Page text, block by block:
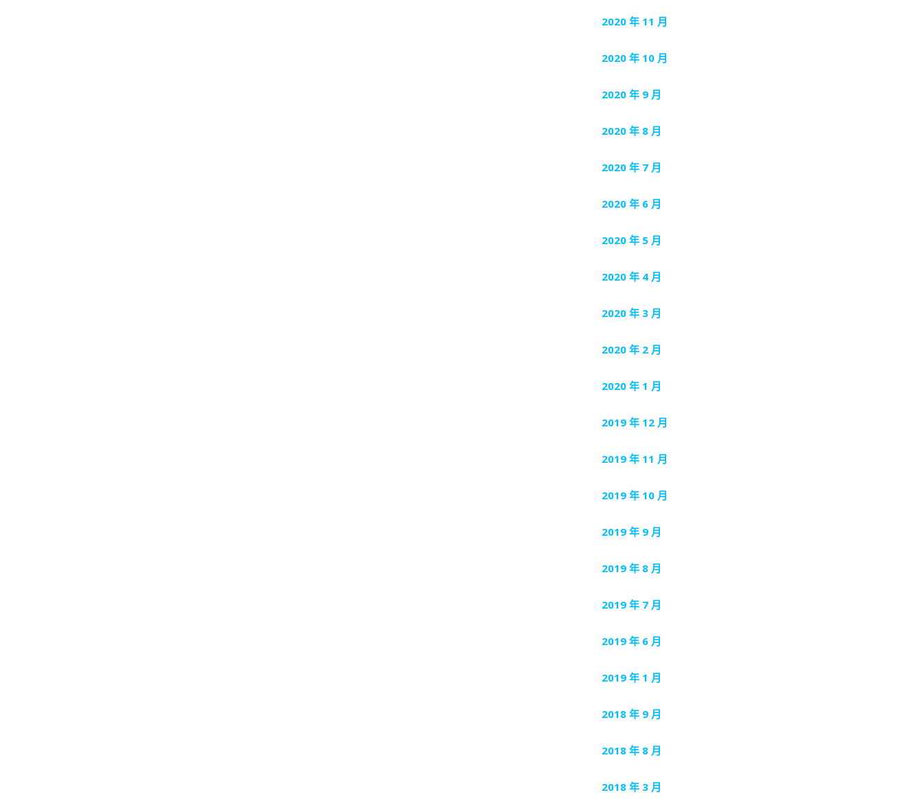
2020 年 11 月
2020 年 10 月
2020 年 9 月
2020 年 8 月
2020 年 7 月
2020 年 6 月
2020 年 5 月
2020 年 4 月
2020 年 3 月
2020 年 2 月
2020 年 1 月
2019 年 12 月
2019 年 11 月
2019 年 10 月
2019 年 9 月
2019 年 8 月
2019 年 7 月
2019 年 6 月
2019 年 1 月
2018 年 9 月
2018 年 8 月
2018 年 3 月